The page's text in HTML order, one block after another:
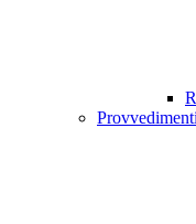
Provvedimenti